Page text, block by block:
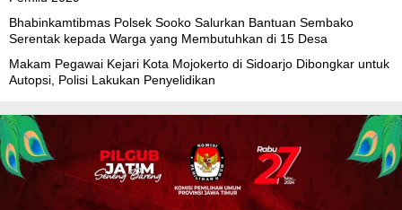
Bhabinkamtibmas Polsek Sooko Salurkan Bantuan Sembako
Serentak kepada Warga yang Membutuhkan di 15 Desa
Makam Pegawai Kejari Kota Mojokerto di Sidoarjo Dibongkar untuk
Autopsi, Polisi Lakukan Penyelidikan